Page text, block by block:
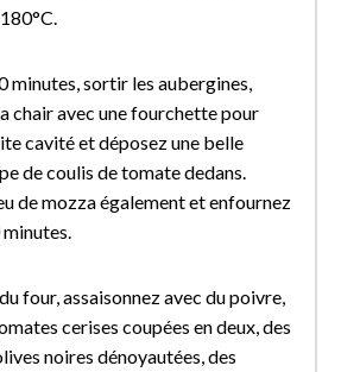
minutes, sortir les aubergines,
chair avec une fourchette pour
cavité et déposez une belle
de coulis de tomate dedans.
de mozza également et enfournez
minutes.
four, assaisonnez avec du poivre,
cerises coupées en deux, des
noires dénoyautées, des